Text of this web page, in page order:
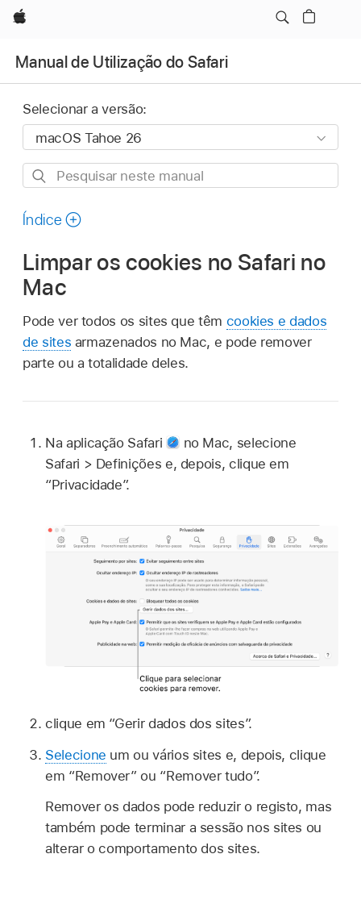
Apple
Manual de Utilização do Safari
Selecionar a versão:
Pesquisar
manual
Índice
Limpar os cookies no Safari no
Mac
Pode ver todos os sites que têm cookies e dados
de sites armazenados no Mac, e pode remover
parte ou a totalidade deles.
Na aplicação Safari
no Mac, selecione
Safari > Definições e, depois, clique em
“Privacidade”.
clique em “Gerir dados dos sites”.
Selecione um ou vários sites e, depois, clique
em “Remover” ou “Remover tudo”.
Remover os dados pode reduzir o registo, mas
também pode terminar a sessão nos sites ou
alterar o comportamento dos sites.